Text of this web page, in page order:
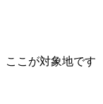
ここが対象地です